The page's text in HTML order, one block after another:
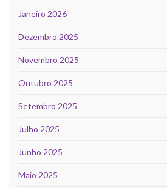
Janeiro 2026
Dezembro 2025
Novembro 2025
Outubro 2025
Setembro 2025
Julho 2025
Junho 2025
Maio 2025